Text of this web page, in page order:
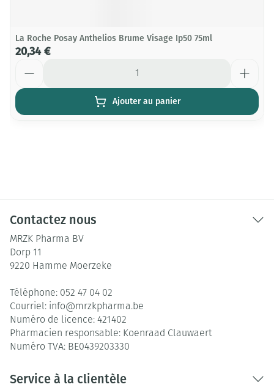
La Roche Posay Anthelios Brume Visage Ip50 75ml
20,34 €
Ajouter au panier
Contactez nous
MRZK Pharma BV
Dorp 11
9220 Hamme Moerzeke
Téléphone: 052 47 04 02
Courriel: info@mrzkpharma.be
Numéro de licence: 421402
Pharmacien responsable: Koenraad Clauwaert
Numéro TVA: BE0439203330
Service à la clientèle